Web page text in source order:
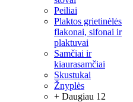
Peiliai
Plaktos grietinėlės
flakonai, sifonai ir
plaktuvai
Samčiai ir
kiaurasamčiai
Skustukai
Žnyplės
+ Daugiau 12